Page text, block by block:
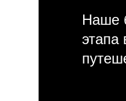
Наше
этапа